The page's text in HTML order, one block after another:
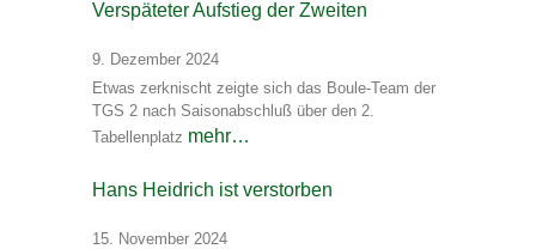
Verspäteter Aufstieg der Zweiten
9. Dezember 2024
Etwas zerknischt zeigte sich das Boule-Team der
TGS 2 nach Saisonabschluß über den 2.
Tabellenplatz mehr…
Hans Heidrich ist verstorben
15. November 2024